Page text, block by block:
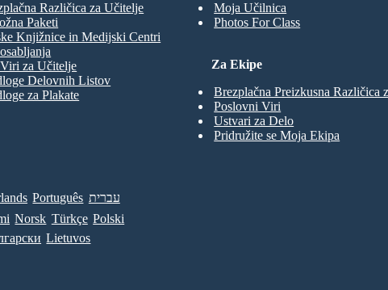
Moja Učilnica
Photos For Class
Različica za Učitelje
Paketi
Knjižnice in Medijski Centri
za Učitelje
Delovnih Listov
za Plakate
Za Ekipe
Brezplačna Preizkusna Različica
Poslovni Viri
Ustvari za Delo
Pridružite se Moja Ekipa
Português עברית
Norsk Türkçe Polski
Lietuvos